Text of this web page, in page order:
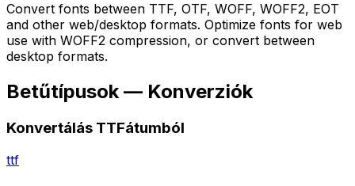
Convert fonts between TTF, OTF, WOFF, WOFF2, EOT
and other web/desktop formats. Optimize fonts for web
use with WOFF2 compression, or convert between
desktop formats.
Betűtípusok — Konverziók
Konvertálás TTFátumból
ttf